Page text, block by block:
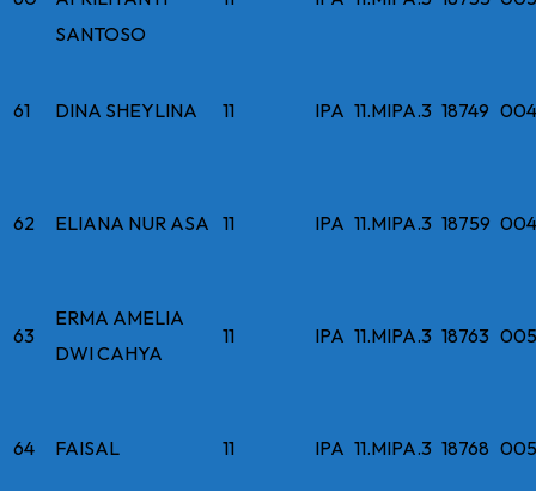
SANTOSO
61 DINA SHEYLINA 11 IPA 11.MIPA.3 18749
62 ELIANA NUR ASA 11 IPA 11.MIPA.3 18759
63
ERMA AMELIA
DWI CAHYA
11 IPA 11.MIPA.3 18763
64 FAISAL 11 IPA 11.MIPA.3 18768